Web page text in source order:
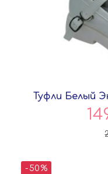
Туфли Белый
-50%